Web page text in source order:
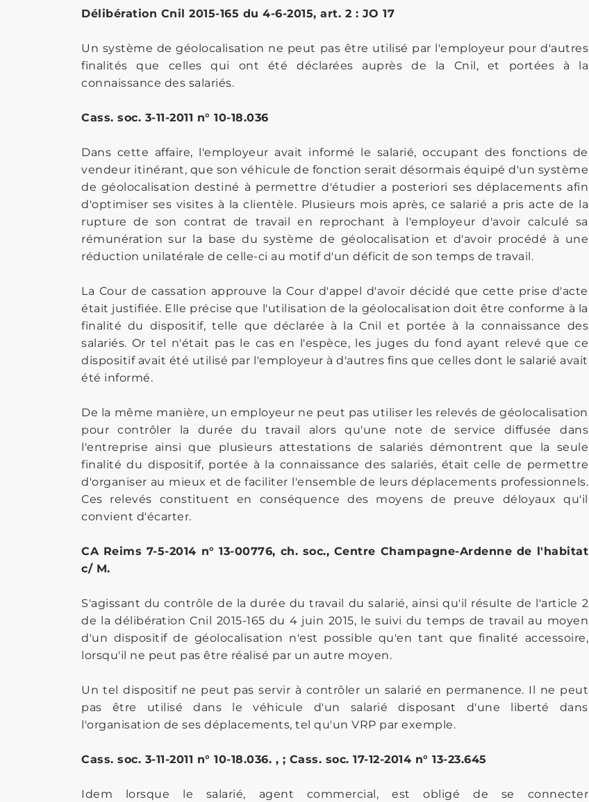
Délibération Cnil 2015-165 du 4-6-2015, art. 2 : JO 17
Un système de géolocalisation ne peut pas être utilisé par l'employeur pour d'autres
finalités que celles qui ont été déclarées auprès de la Cnil, et portées à la
connaissance des salariés.
Cass. soc. 3-11-2011 n° 10-18.036
Dans cette affaire, l'employeur avait informé le salarié, occupant des fonctions de
vendeur itinérant, que son véhicule de fonction serait désormais équipé d'un système
de géolocalisation destiné à permettre d'étudier a posteriori ses déplacements afin
d'optimiser ses visites à la clientèle. Plusieurs mois après, ce salarié a pris acte de la
rupture de son contrat de travail en reprochant à l'employeur d'avoir calculé sa
rémunération sur la base du système de géolocalisation et d'avoir procédé à une
réduction unilatérale de celle-ci au motif d'un déficit de son temps de travail.
La Cour de cassation approuve la Cour d'appel d'avoir décidé que cette prise d'acte
était justifiée. Elle précise que l'utilisation de la géolocalisation doit être conforme à la
finalité du dispositif, telle que déclarée à la Cnil et portée à la connaissance des
salariés. Or tel n'était pas le cas en l'espèce, les juges du fond ayant relevé que ce
dispositif avait été utilisé par l'employeur à d'autres fins que celles dont le salarié avait
été informé.
De la même manière, un employeur ne peut pas utiliser les relevés de géolocalisation
pour contrôler la durée du travail alors qu'une note de service diffusée dans
l'entreprise ainsi que plusieurs attestations de salariés démontrent que la seule
finalité du dispositif, portée à la connaissance des salariés, était celle de permettre
d'organiser au mieux et de faciliter l'ensemble de leurs déplacements professionnels.
Ces relevés constituent en conséquence des moyens de preuve déloyaux qu'il
convient d'écarter.
CA Reims 7-5-2014 n° 13-00776, ch. soc., Centre Champagne-Ardenne de l'habitat
c/ M.
S'agissant du contrôle de la durée du travail du salarié, ainsi qu'il résulte de l'article 2
de la délibération Cnil 2015-165 du 4 juin 2015, le suivi du temps de travail au moyen
d'un dispositif de géolocalisation n'est possible qu'en tant que finalité accessoire,
lorsqu'il ne peut pas être réalisé par un autre moyen.
Un tel dispositif ne peut pas servir à contrôler un salarié en permanence. Il ne peut
pas être utilisé dans le véhicule d'un salarié disposant d'une liberté dans
l'organisation de ses déplacements, tel qu'un VRP par exemple.
Cass. soc. 3-11-2011 n° 10-18.036. , ; Cass. soc. 17-12-2014 n° 13-23.645
Idem lorsque le salarié, agent commercial, est obligé de se connecter